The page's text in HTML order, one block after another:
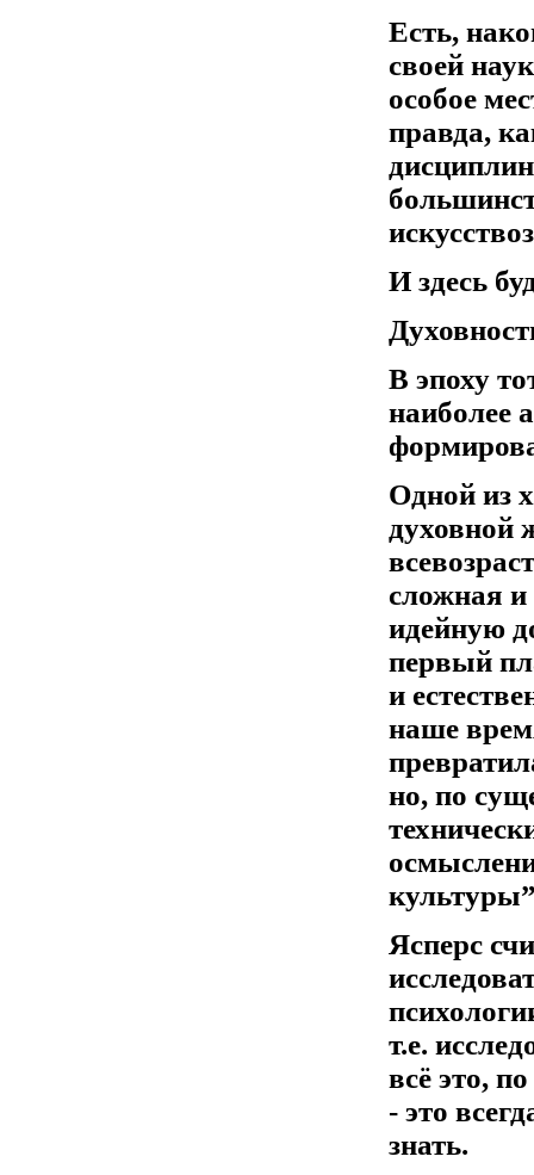
Есть,
своей
особое
правда,
И здесь
В эпоху
наиболее
Одной из
духовной
сложная и
идейную
первый
и
наше
но, по
Ясперс
т.е.
всё это,
- это
знать.